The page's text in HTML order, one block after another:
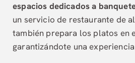
espacios dedicados a
un servicio de restaurante de
también prepara los platos en
garantizándote una